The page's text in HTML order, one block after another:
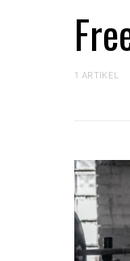
1 ARTIKEL